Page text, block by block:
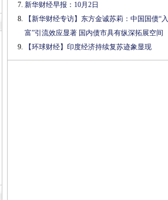
新华财经早报：10月2日
【新华财经专访】东方金诚苏莉：中国国债“入
富”引流效应显著 国内债市具有纵深拓展空间
【环球财经】印度经济持续复苏迹象显现